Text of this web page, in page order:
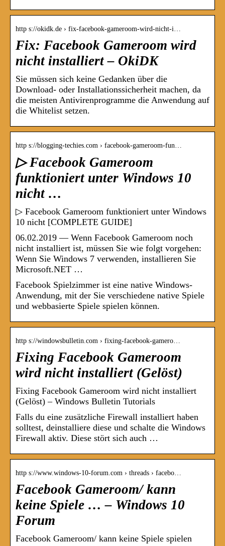
http s://okidk.de › fix-facebook-gameroom-wird-nicht-i…
Fix: Facebook Gameroom wird
nicht installiert – OkiDK
Sie müssen sich keine Gedanken über die
Download- oder Installationssicherheit machen, da
die meisten Antivirenprogramme die Anwendung auf
die Whitelist setzen.
http s://blogging-techies.com › facebook-gameroom-fun…
▷ Facebook Gameroom
funktioniert unter Windows 10
nicht …
▷ Facebook Gameroom funktioniert unter Windows
10 nicht [COMPLETE GUIDE]
06.02.2019 — Wenn Facebook Gameroom noch
nicht installiert ist, müssen Sie wie folgt vorgehen:
Wenn Sie Windows 7 verwenden, installieren Sie
Microsoft.NET …
Facebook Spielzimmer ist eine native Windows-
Anwendung, mit der Sie verschiedene native Spiele
und webbasierte Spiele spielen können.
http s://windowsbulletin.com › fixing-facebook-gamero…
Fixing Facebook Gameroom
wird nicht installiert (Gelöst)
Fixing Facebook Gameroom wird nicht installiert
(Gelöst) – Windows Bulletin Tutorials
Falls du eine zusätzliche Firewall installiert haben
solltest, deinstalliere diese und schalte die Windows
Firewall aktiv. Diese stört sich auch …
http s://www.windows-10-forum.com › threads › facebo…
Facebook Gameroom/ kann
keine Spiele … – Windows 10
Forum
Facebook Gameroom/ kann keine Spiele spielen